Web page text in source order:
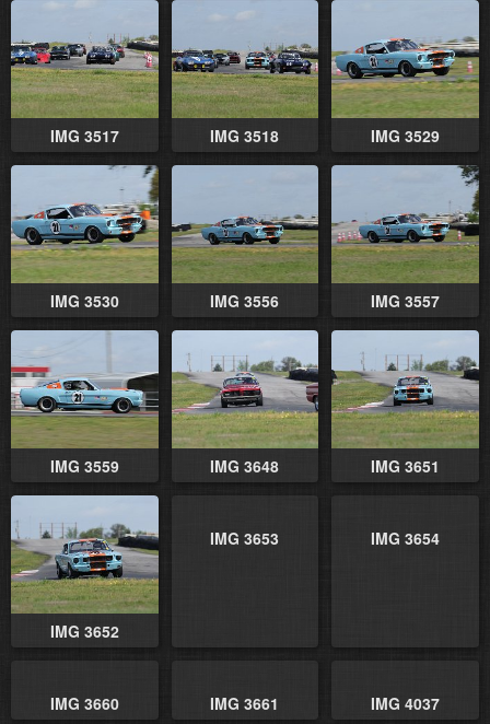
IMG 3517 IMG 3518 IMG 3529
IMG 3530 IMG 3556 IMG 3557
IMG 3559 IMG 3648 IMG 3651
IMG 3652
IMG 3653 IMG 3654
IMG 3660 IMG 3661 IMG 4037